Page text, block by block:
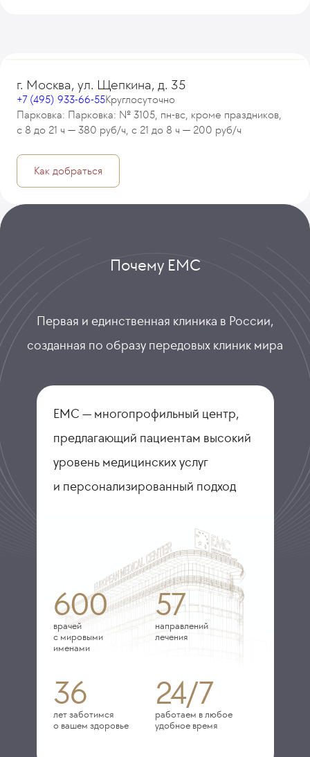
г. Москва, ул. Щепкина, д. 35
+7 (495) 933-66-55Круглосуточно
Парковка: Парковка: № 3105, пн-вс, кроме праздников,
с 8 до 21 ч — 380 руб/ч, с 21 до 8 ч — 200 руб/ч
Как добраться
Почему ЕМС
Первая и единственная клиника в России,
созданная по образу передовых клиник мира
ЕМС — многопрофильный центр,
предлагающий пациентам высокий
уровень медицинских услуг
и персонализированный подход
600
врачей
с мировыми
именами
57
направлений
лечения
36
лет заботимся
о вашем здоровье
24/7
работаем в любое
удобное время